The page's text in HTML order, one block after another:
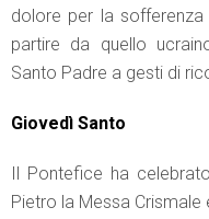
dolore per la
partire da quello
Santo Padre a gesti di
Giovedì Santo
Il Pontefice ha
Pietro la Messa